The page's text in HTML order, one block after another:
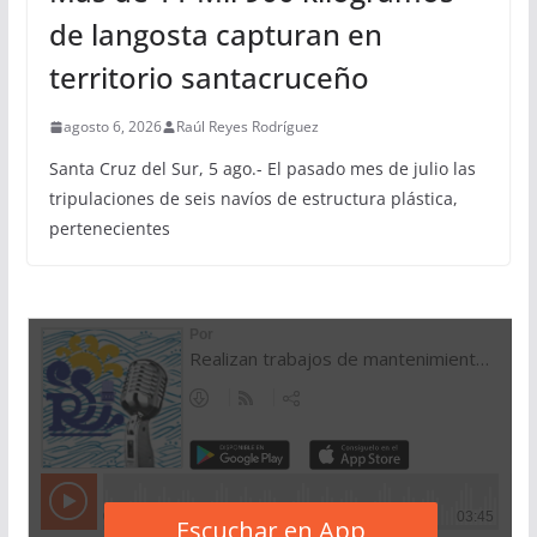
de langosta capturan en
territorio santacruceño
agosto 6, 2026 Raúl Reyes Rodríguez
Santa Cruz del Sur, 5 ago.- El pasado mes de julio las
tripulaciones de seis navíos de estructura plástica,
pertenecientes